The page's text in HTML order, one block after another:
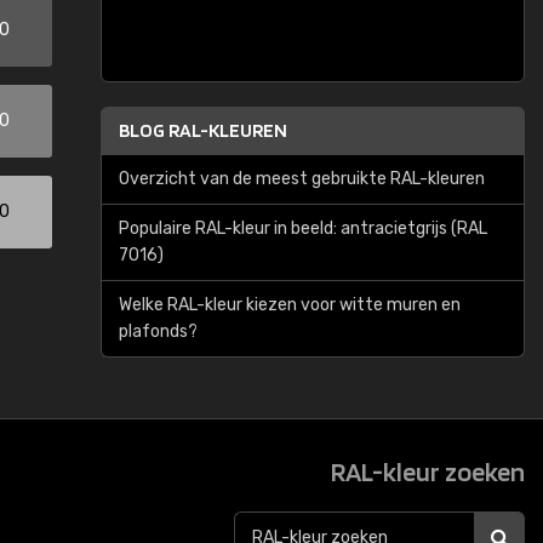
BLOG RAL-KLEUREN
Overzicht van de meest gebruikte RAL-kleuren
Populaire RAL-kleur in beeld: antracietgrijs (RAL
7016)
Welke RAL-kleur kiezen voor witte muren en
plafonds?
RAL-kleur zoeken